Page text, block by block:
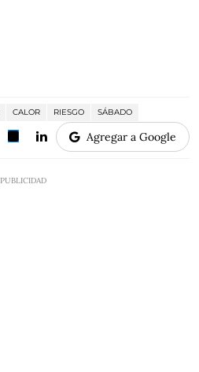
CALOR RIESGO SÁBADO
Agregar a Google